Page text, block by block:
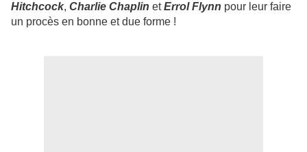
Hitchcock, Charlie Chaplin etErrol Flynn pour leur faire
un procès en bonne et due forme !